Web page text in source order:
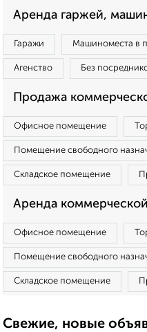
Аренда гаржей,
Гаражи Машиноместа в
Агенство Без
Продажа
Офисное помещение
Помещение свободного
Складское помещение
Аренда
Офисное помещение
Помещение свободного
Складское помещение
Свежие, новые